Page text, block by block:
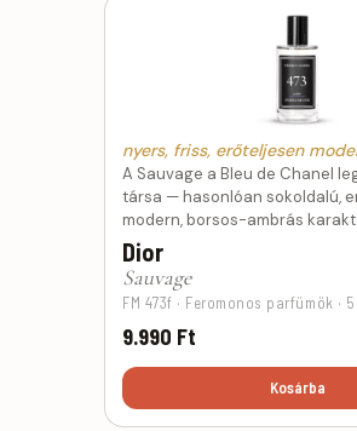
nyers, friss, erőteljesen
A Sauvage a Bleu de Chanel
társa — hasonlóan sokoldalú,
modern, borsos-ambrás
Dior
Sauvage
FM 473f · Feromonos parfümök ·
9.990 Ft
Kosárba